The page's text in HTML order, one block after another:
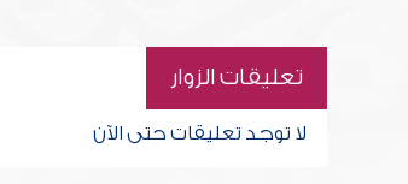
تعليقات الزوار
لا توجد تعليقات حتى الآن